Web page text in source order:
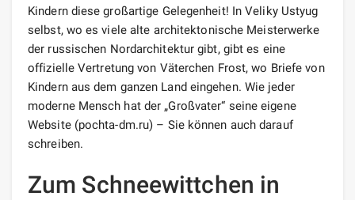
Kindern diese großartige Gelegenheit! In Veliky Ustyug
selbst, wo es viele alte architektonische Meisterwerke
der russischen Nordarchitektur gibt, gibt es eine
offizielle Vertretung von Väterchen Frost, wo Briefe von
Kindern aus dem ganzen Land eingehen. Wie jeder
moderne Mensch hat der „Großvater“ seine eigene
Website (pochta-dm.ru) – Sie können auch darauf
schreiben.
Zum Schneewittchen in